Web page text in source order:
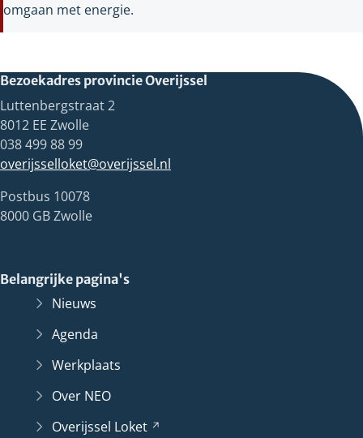
omgaan met energie.
Bezoekadres provincie Overijssel
Luttenbergstraat 2
8012 EE Zwolle
038 499 88 99
overijsselloket@overijssel.nl
Postbus 10078
8000 GB Zwolle
Belangrijke pagina's
Nieuws
Agenda
Werkplaats
Over NEO
Overijssel Loket